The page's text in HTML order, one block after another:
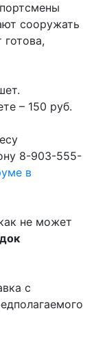
сооружать
готова,
– 150 руб.
8-903-555-
в
не может
с